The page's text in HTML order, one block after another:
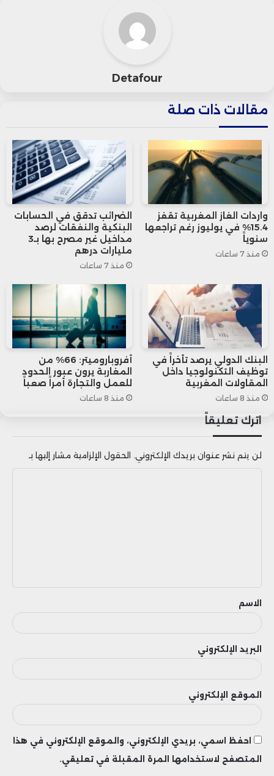
هبوط منذ منتصف النهار تقريباً، مع تحويل
عدد من الرحلات إلى مطارات بديلة مثل نيس
Detafour
مقالات ذات صلة
واردات الغاز المغربية تقفز
15.4% في يوليوز رغم تراجعها
سنوياً
منذ 7 ساعات
الضرائب تدقق في الحسابات
البنكية والنفقات لرصد
مداخيل غير مصرح بها بـ3
مليارات درهم
منذ 7 ساعات
البنك الدولي يرصد تأخراً في
توظيف التكنولوجيا داخل
المقاولات المغربية
منذ 8 ساعات
أفروباروميتر: 66% من
المغاربة يرون عبور الحدود
للعمل والتجارة أمراً صعباً
منذ 8 ساعات
اترك تعليقاً
لن يتم نشر عنوان بريدك الإلكتروني. الحقول الإلزامية مشار إليها بـ
ق
الاسم
البريد الإلكتروني
الموقع الإلكتروني
احفظ اسمي، بريدي الإلكتروني، والموقع الإلكتروني في هذا
المتصفح لاستخدامها المرة المقبلة في تعليقي.